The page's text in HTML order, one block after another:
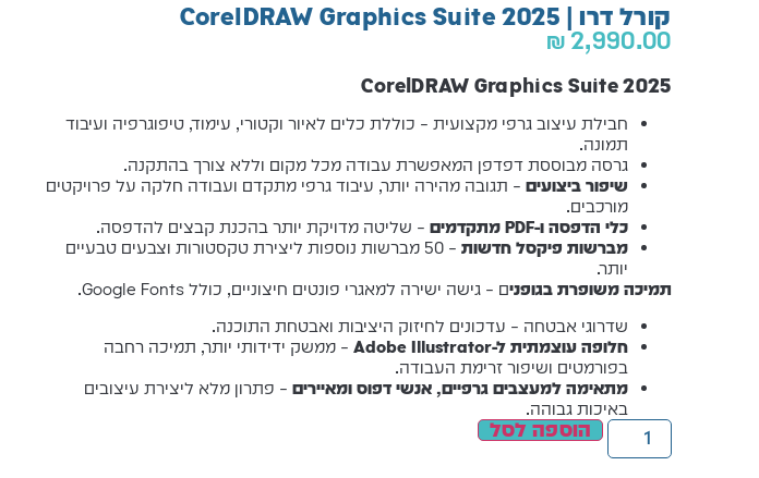
קורל דרו | CorelDRAW Graphics Suite 2025
₪2,990.00
CorelDRAW Graphics Suite 2025
חבילת עיצוב גרפי מקצועית – כוללת כלים לאיור וקטורי, עימוד, טיפוגרפיה ועיבוד
תמונה.
גרסה מבוססת דפדפן המאפשרת עבודה מכל מקום וללא צורך בהתקנה.
שיפור ביצועים – תגובה מהירה יותר, עיבוד גרפי מתקדם ועבודה חלקה על פרויקטים
מורכבים.
כלי הדפסה ו-PDF מתקדמים
– שליטה מדויקת יותר בהכנת קבצים להדפסה.
מברשות פיקסל חדשות
– 50 מברשות נוספות ליצירת טקסטורות וצבעים טבעיים
יותר.
תמיכה משופרת בגופנים – גישה ישירה למאגרי פונטים חיצוניים, כולל Google Fonts.
שדרוגי אבטחה – עדכונים לחיזוק היציבות ואבטחת התוכנה.
חלופה עוצמתית ל-Adobe Illustrator
– ממשק ידידותי יותר, תמיכה רחבה
בפורמטים ושיפור זרימת העבודה.
מתאימה למעצבים גרפיים, אנשי דפוס ומאיירים – פתרון מלא ליצירת עיצובים
באיכות גבוהה.
הוספה לסל